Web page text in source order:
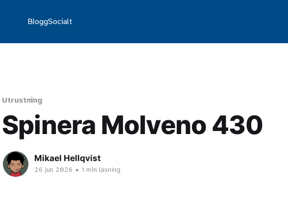
BloggSocialt
Utrustning
Spinera Molveno 430
Mikael Hellqvist
26 jun 2026 • 1 min läsning